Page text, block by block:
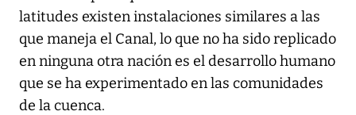
latitudes existen instalaciones similares a las
que maneja el Canal, lo que no ha sido replicado
en ninguna otra nación es el desarrollo humano
que se ha experimentado en las comunidades
de la cuenca.